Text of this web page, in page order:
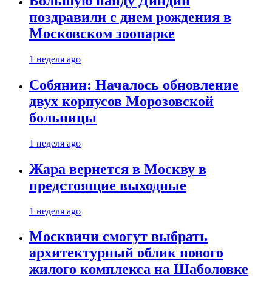
поздравили с днем рождения в
Московском зоопарке
1 неделя ago
Собянин: Началось обновление
двух корпусов Морозовской
больницы
1 неделя ago
Жара вернется в Москву в
предстоящие выходные
1 неделя ago
Москвичи смогут выбрать
архитектурный облик нового
жилого комплекса на Шаболовке